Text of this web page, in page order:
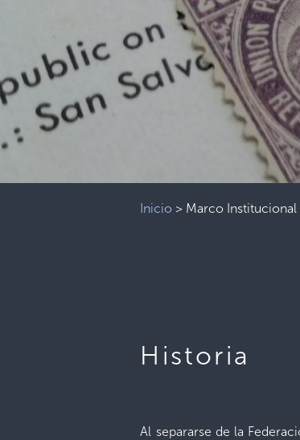
Inicio > Marco Institucional
Historia
Al separarse de la